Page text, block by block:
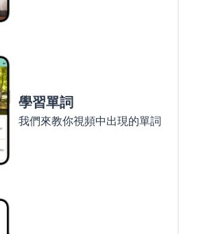
學習單詞
我們來教你視頻中出現的單詞